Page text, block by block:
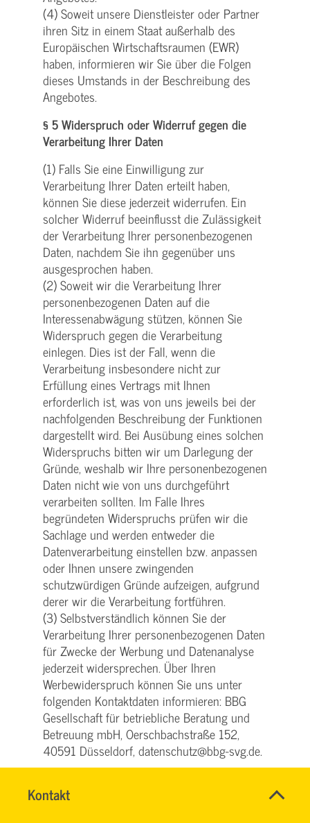
Kontakt
SVG
Name*
(4) Soweit unsere Dienstleister oder Partner
ihren Sitz in einem Staat außerhalb des
Europäischen Wirtschaftsraumen (EWR)
haben, informieren wir Sie über die Folgen
dieses Umstands in der Beschreibung des
Angebotes.
§ 5 Widerspruch oder Widerruf gegen die
Verarbeitung Ihrer Daten
(1) Falls Sie eine Einwilligung zur
Verarbeitung Ihrer Daten erteilt haben,
können Sie diese jederzeit widerrufen. Ein
solcher Widerruf beeinflusst die Zulässigkeit
der Verarbeitung Ihrer personenbezogenen
Daten, nachdem Sie ihn gegenüber uns
ausgesprochen haben.
(2) Soweit wir die Verarbeitung Ihrer
personenbezogenen Daten auf die
Interessenabwägung stützen, können Sie
Widerspruch gegen die Verarbeitung
einlegen. Dies ist der Fall, wenn die
Verarbeitung insbesondere nicht zur
Erfüllung eines Vertrags mit Ihnen
erforderlich ist, was von uns jeweils bei der
nachfolgenden Beschreibung der Funktionen
dargestellt wird. Bei Ausübung eines solchen
Widerspruchs bitten wir um Darlegung der
Gründe, weshalb wir Ihre personenbezogenen
Daten nicht wie von uns durchgeführt
verarbeiten sollten. Im Falle Ihres
begründeten Widerspruchs prüfen wir die
Sachlage und werden entweder die
Datenverarbeitung einstellen bzw. anpassen
oder Ihnen unsere zwingenden
schutzwürdigen Gründe aufzeigen, aufgrund
derer wir die Verarbeitung fortführen.
(3) Selbstverständlich können Sie der
Verarbeitung Ihrer personenbezogenen Daten
für Zwecke der Werbung und Datenanalyse
jederzeit widersprechen. Über Ihren
Werbewiderspruch können Sie uns unter
folgenden Kontaktdaten informieren: BBG
Gesellschaft für betriebliche Beratung und
Betreuung mbH, Oerschbachstraße 152,
40591 Düsseldorf, datenschutz@bbg-svg.de.
(1) Diese Website benutzt Google Analytics,